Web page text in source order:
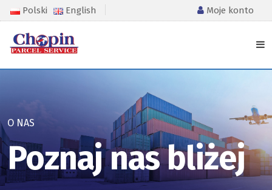
Polski English Moje konto
O NAS
Poznaj nas bliżej